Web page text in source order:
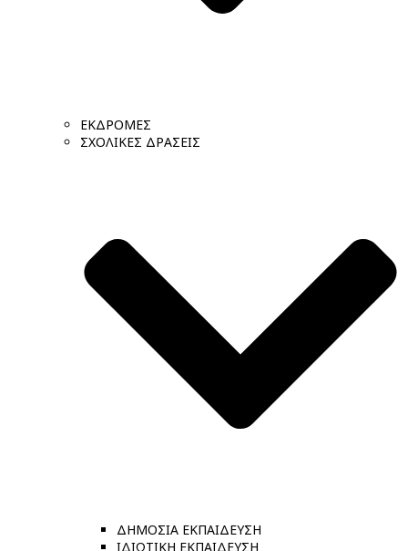
ΕΚΔΡΟΜΕΣ
ΣΧΟΛΙΚΕΣ ΔΡΑΣΕΙΣ
ΔΗΜΟΣΙΑ ΕΚΠΑΙΔΕΥΣΗ
ΙΔΙΩΤΙΚΗ ΕΚΠΑΙΔΕΥΣΗ